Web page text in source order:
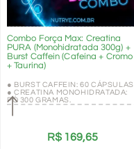
Combo Força Max: Creatina
PURA (Monohidratada 300g) +
Burst Caffein (Cafeína + Cromo
+ Taurina)
● BURST CAFFEIN: 60 CÁPSULAS.
● CREATINA MONOHIDRATADA:
PÓ 300 GRAMAS.
R$169,65